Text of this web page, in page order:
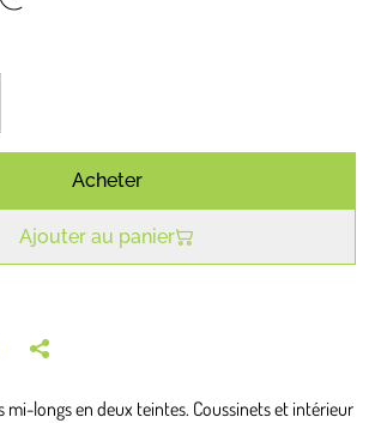
Acheter
Ajouter au panier
mi-longs en deux teintes. Coussinets et intérieur